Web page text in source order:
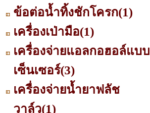
ข้อต่อน้ำทิ้งชักโครก(1)
เครื่องเป่ามือ(1)
เครื่องจ่ายแอลกอฮอล์แบบ
เซ็นเซอร์(3)
เครื่องจ่ายน้ำยาฟลัช
วาล์ว(1)